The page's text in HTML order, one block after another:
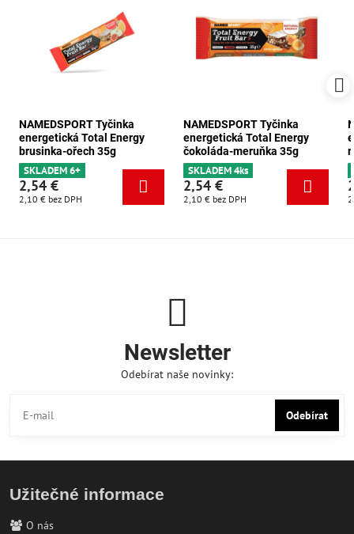
NAMEDSPORT Tyčinka
energetická Total Energy
brusinka-ořech 35g
SKLADEM 6+
2,54 €
2,10 € bez DPH
NAMEDSPORT Tyčinka
energetická Total Energy
čokoláda-meruňka 35g
SKLADEM 4ks
2,54 €
2,10 € bez DPH
Newsletter
Odebírat naše novinky:
Odebírat
Užitečné informace
O nás